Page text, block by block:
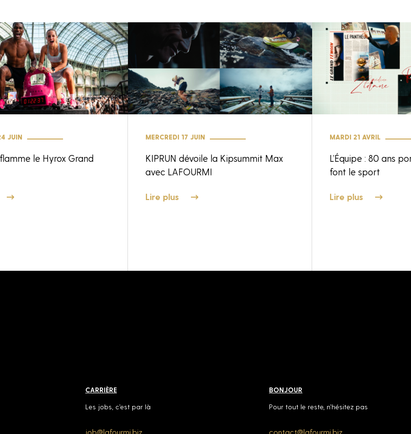
JUIN
le Hyrox Grand
MERCREDI 17 JUIN
KIPRUN dévoile la Kipsummit Max
avec LAFOURMI
Lire plus
MARDI 21 AVRIL
L’Équipe : 80 ans
font le sport
Lire plus
CARRIÈRE
Les jobs, c’est par là
job@lafourmi.biz
BONJOUR
Pour tout le reste, n’hésitez pas
contact@lafourmi.biz